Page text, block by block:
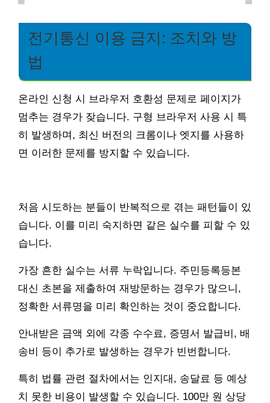
전기통신 이용 금지: 조치와 방
법
온라인 신청 시 브라우저 호환성 문제로 페이지가
멈추는 경우가 잦습니다. 구형 브라우저 사용 시 특
히 발생하며, 최신 버전의 크롬이나 엣지를 사용하
면 이러한 문제를 방지할 수 있습니다.
처음 시도하는 분들이 반복적으로 겪는 패턴들이 있
습니다. 이를 미리 숙지하면 같은 실수를 피할 수 있
습니다.
가장 흔한 실수는 서류 누락입니다. 주민등록등본
대신 초본을 제출하여 재방문하는 경우가 많으니,
정확한 서류명을 미리 확인하는 것이 중요합니다.
안내받은 금액 외에 각종 수수료, 증명서 발급비, 배
송비 등이 추가로 발생하는 경우가 빈번합니다.
특히 법률 관련 절차에서는 인지대, 송달료 등 예상
치 못한 비용이 발생할 수 있습니다. 100만 원 상당